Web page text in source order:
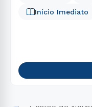
Início Imediato